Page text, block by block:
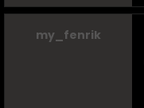
my_fenrik